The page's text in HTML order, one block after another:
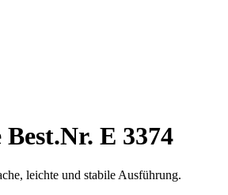
E 3374
leichte und stabile Ausführung.